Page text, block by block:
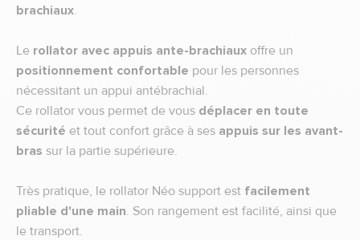
brachiaux.
Le rollator avec appuis ante-brachiaux offre un
positionnement confortable pour les personnes
nécessitant un appui antébrachial.
Ce rollator vous permet de vous déplacer en toute
sécurité et tout confort grâce à ses appuis sur les avant-
bras sur la partie supérieure.
Très pratique, le rollator Néo support est facilement
pliable d'une main. Son rangement est facilité, ainsi que
le transport.